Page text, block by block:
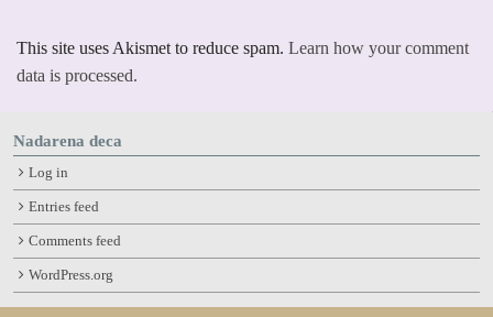
This site uses Akismet to reduce spam. Learn how your comment
data is processed.
Nadarena deca
Log in
Entries feed
Comments feed
WordPress.org